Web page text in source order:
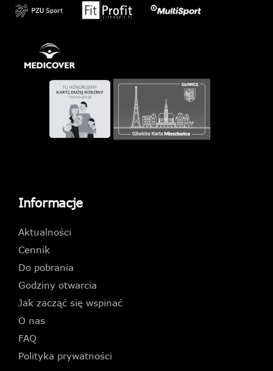
Informacje
Aktualności
Cennik
Do pobrania
Godziny otwarcia
Jak zacząć się wspinać
O nas
FAQ
Polityka prywatności